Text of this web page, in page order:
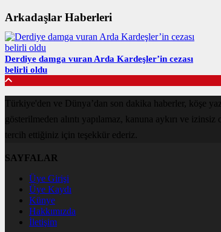
Arkadaşlar Haberleri
Derdiye damga vuran Arda Kardeşler’in cezası
belirli oldu
Türkiye'den ve Dünya’dan son dakika haberler, köşe
gösterilmeden alıntı yapılamaz, kanuna aykırı ve
tercih ettiğiniz için teşekkür ederiz.
SAYFALAR
Üye Girişi
Üye Kaydı
Künye
Hakkımızda
İletişim